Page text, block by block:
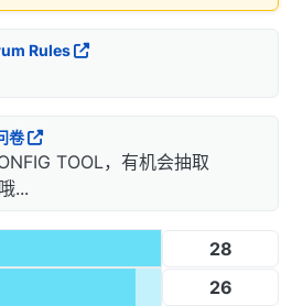
Rules
卷
TOOL，有机会抽取
哦...
28
26